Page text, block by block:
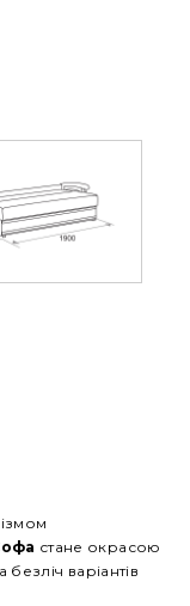
стане окрасою
варіантів